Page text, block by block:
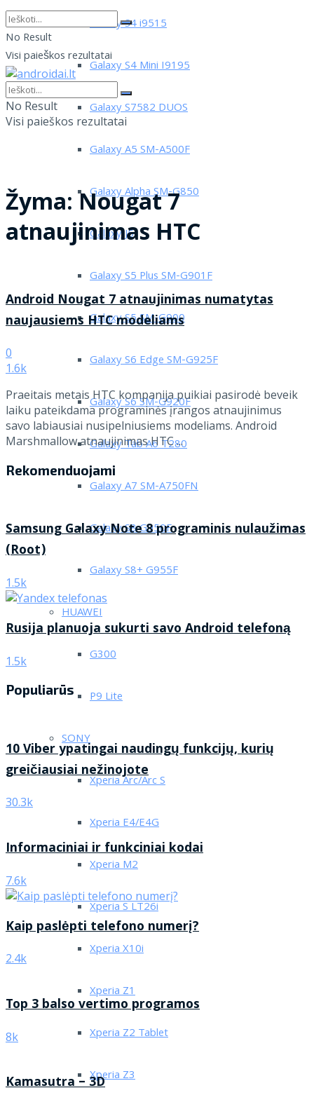
Galaxy S4 i9515
Galaxy S4 Mini I9195
Galaxy S7582 DUOS
Galaxy A5 SM-A500F
Galaxy Alpha SM-G850
Galaxy J5
Galaxy S5 Plus SM-G901F
Galaxy S5 SM-G900
Galaxy S6 Edge SM-G925F
Galaxy S6 SM-G920F
Galaxy Tab A6 T280
Galaxy A7 SM-A750FN
Galaxy S8 G950F
Galaxy S8+ G955F
HUAWEI
G300
P9 Lite
SONY
Xperia Arc/Arc S
Xperia E4/E4G
Xperia M2
Xperia S LT26i
Xperia X10i
Xperia Z1
Xperia Z2 Tablet
Xperia Z3
No Result
Visi paieškos rezultatai
No Result
Visi paieškos rezultatai
Žyma:Nougat 7
atnaujinimas HTC
Android Nougat 7 atnaujinimas numatytas
naujausiems HTC modeliams
0
1.6k
Praeitais metais HTC kompanija puikiai pasirodė beveik
laiku pateikdama programinės įrangos atnaujinimus
savo labiausiai nusipelniusiems modeliams. Android
Marshmallow atnaujinimas HTC ...
Rekomenduojami
Samsung Galaxy Note 8 programinis nulaužimas
(Root)
1.5k
Rusija planuoja sukurti savo Android telefoną
1.5k
Populiarūs
10 Viber ypatingai naudingų funkcijų, kurių
greičiausiai nežinojote
30.3k
Informaciniai ir funkciniai kodai
7.6k
Kaip paslėpti telefono numerį?
2.4k
Top 3 balso vertimo programos
8k
Kamasutra – 3D